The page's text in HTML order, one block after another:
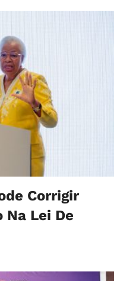
Corrigir
Na Lei De